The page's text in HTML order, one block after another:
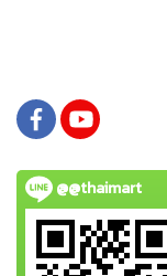
@@thaimart